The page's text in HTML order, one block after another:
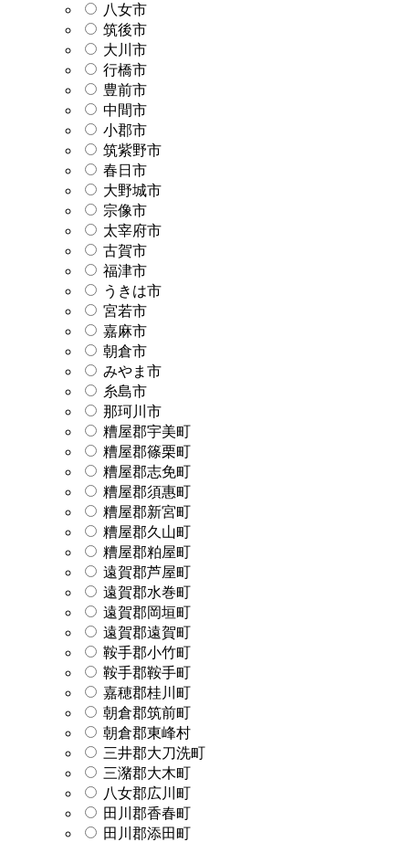
八女市
筑後市
大川市
行橋市
豊前市
中間市
小郡市
筑紫野市
春日市
大野城市
宗像市
太宰府市
古賀市
福津市
うきは市
宮若市
嘉麻市
朝倉市
みやま市
糸島市
那珂川市
糟屋郡宇美町
糟屋郡篠栗町
糟屋郡志免町
糟屋郡須惠町
糟屋郡新宮町
糟屋郡久山町
糟屋郡粕屋町
遠賀郡芦屋町
遠賀郡水巻町
遠賀郡岡垣町
遠賀郡遠賀町
鞍手郡小竹町
鞍手郡鞍手町
嘉穂郡桂川町
朝倉郡筑前町
朝倉郡東峰村
三井郡大刀洗町
三潴郡大木町
八女郡広川町
田川郡香春町
田川郡添田町